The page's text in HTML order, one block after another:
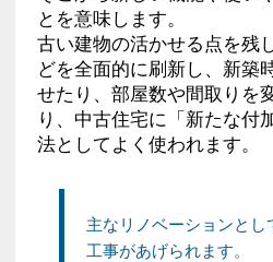
とを意味します。
古い建物の活かせる点を残
どを全面的に刷新し、新築
せたり、部屋数や間取りを
り、中古住宅に「新たな付
法としてよく使われます。
主なリノベーションとし
工事があげられます。